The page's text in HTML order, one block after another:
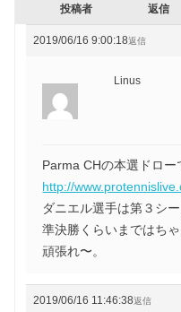
投稿者 返信
2019/06/16 9:00:18返信
Linus
Parma CHの本選ドロー
http://
ダニエル選手は第３シ
準決勝くらいまではち
頑張れ〜。
2019/06/16 11:46:38返信